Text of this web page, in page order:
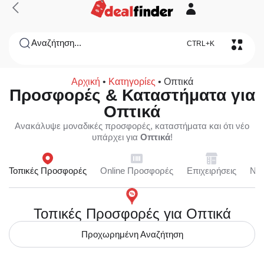
Αναζήτηση... CTRL+K
Αρχική • Κατηγορίες • Οπτικά
Προσφορές & Καταστήματα για
Οπτικά
Ανακάλυψε μοναδικές προσφορές, καταστήματα και ότι νέο
υπάρχει για Οπτικά!
Τοπικές Προσφορές Online Προσφορές Επιχειρήσεις
Τοπικές Προσφορές για Οπτικά
Προχωρημένη Αναζήτηση